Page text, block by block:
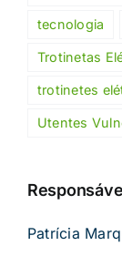
tecnologia
Trotinetas
trotinetes
Utentes
Patrícia